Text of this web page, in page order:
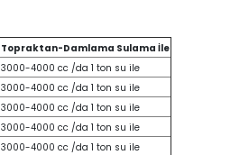
Topraktan-Damlama Sulama İle
3000-4000 cc /da 1 ton su ile
3000-4000 cc /da 1 ton su ile
3000-4000 cc /da 1 ton su ile
3000-4000 cc /da 1 ton su ile
3000-4000 cc /da 1 ton su ile